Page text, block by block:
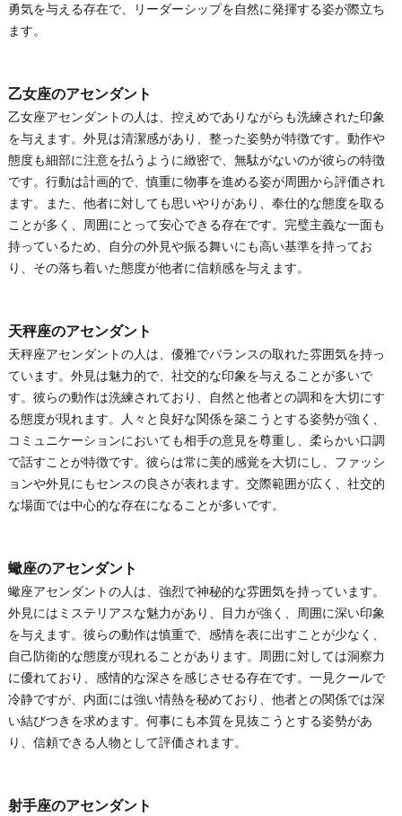
勇気を与える存在で、リーダーシップを自然に発揮する姿が際立ち
ます。
乙女座のアセンダント
乙女座アセンダントの人は、控えめでありながらも洗練された印象
を与えます。外見は清潔感があり、整った姿勢が特徴です。動作や
態度も細部に注意を払うように緻密で、無駄がないのが彼らの特徴
です。行動は計画的で、慎重に物事を進める姿が周囲から評価され
ます。また、他者に対しても思いやりがあり、奉仕的な態度を取る
ことが多く、周囲にとって安心できる存在です。完璧主義な一面も
持っているため、自分の外見や振る舞いにも高い基準を持ってお
り、その落ち着いた態度が他者に信頼感を与えます。
天秤座のアセンダント
天秤座アセンダントの人は、優雅でバランスの取れた雰囲気を持っ
ています。外見は魅力的で、社交的な印象を与えることが多いで
す。彼らの動作は洗練されており、自然と他者との調和を大切にす
る態度が現れます。人々と良好な関係を築こうとする姿勢が強く、
コミュニケーションにおいても相手の意見を尊重し、柔らかい口調
で話すことが特徴です。彼らは常に美的感覚を大切にし、ファッシ
ョンや外見にもセンスの良さが表れます。交際範囲が広く、社交的
な場面では中心的な存在になることが多いです。
蠍座のアセンダント
蠍座アセンダントの人は、強烈で神秘的な雰囲気を持っています。
外見にはミステリアスな魅力があり、目力が強く、周囲に深い印象
を与えます。彼らの動作は慎重で、感情を表に出すことが少なく、
自己防衛的な態度が現れることがあります。周囲に対しては洞察力
に優れており、感情的な深さを感じさせる存在です。一見クールで
冷静ですが、内面には強い情熱を秘めており、他者との関係では深
い結びつきを求めます。何事にも本質を見抜こうとする姿勢があ
り、信頼できる人物として評価されます。
射手座のアセンダント